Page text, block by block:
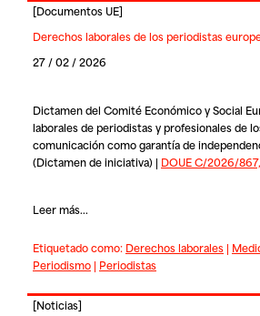
[Documentos UE]
Derechos laborales de los periodistas
27 / 02 / 2026
Dictamen del Comité Económico y Social
laborales de periodistas y profesionales de
comunicación como garantía de
(Dictamen de iniciativa) | DOUE C/2026/
Leer más...
Etiquetado como: Derechos laborales|
Periodismo| Periodistas
[Noticias]